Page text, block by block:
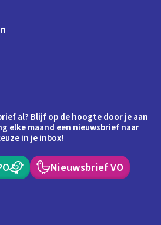
al? Blijf op de hoogte door je aan
elke maand een nieuwsbrief naar
in je inbox!
Nieuwsbrief VO